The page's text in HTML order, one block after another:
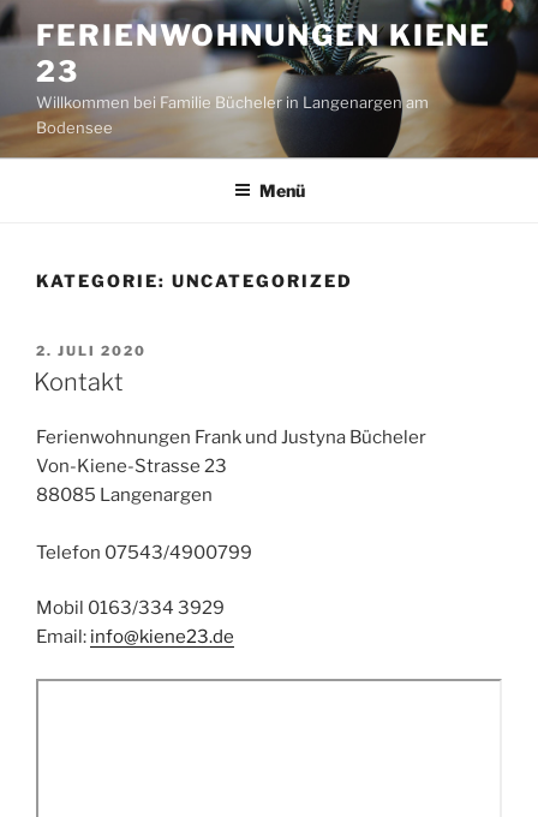
Zum
Inhalt
springen
FERIENWOHNUNGEN KIENE
23
Willkommen bei Familie Bücheler in Langenargen am
Bodensee
Menü
KATEGORIE: UNCATEGORIZED
VERÖFFENTLICHT
AM
2. JULI 2020
Kontakt
Ferienwohnungen Frank und Justyna Bücheler
Von-Kiene-Strasse 23
88085 Langenargen
Telefon 07543/4900799
Mobil 0163/334 3929
Email: info@kiene23.de